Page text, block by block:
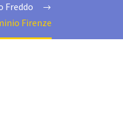
Freddo
Firenze